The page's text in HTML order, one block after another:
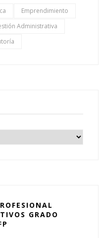
Emprendimiento
Administrativa
GRADO